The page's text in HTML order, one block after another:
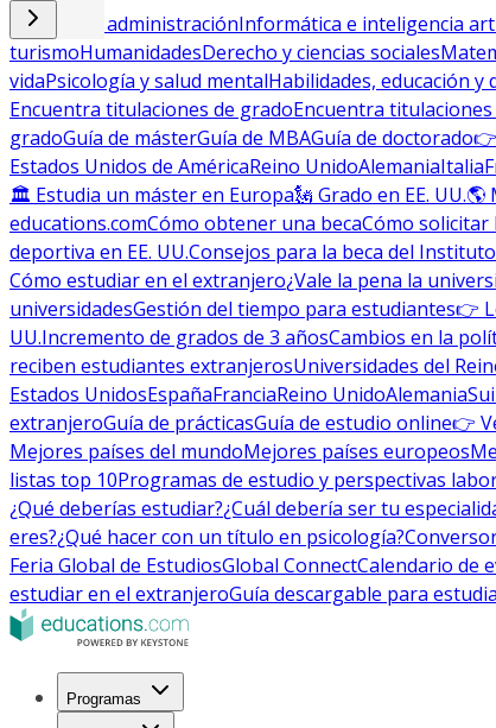
Empresa y administraciónInformática e inteligencia
turismoHumanidadesDerecho y ciencias sociales
vidaPsicología y salud mentalHabilidades, educación
Encuentra titulaciones de gradoEncuentra
gradoGuía de másterGuía de MBAGuía de doctorado
Estados Unidos de AméricaReino UnidoAlemaniaItalia
🏛 Estudia un máster en Europa🗽 Grado en EE. UU.🌎
educations.comCómo obtener una becaCómo solicitar
deportiva en EE. UU.Consejos para la beca del
Cómo estudiar en el extranjero¿Vale la pena la
universidadesGestión del tiempo para estudiantes👉
UU.Incremento de grados de 3 añosCambios en la
reciben estudiantes extranjerosUniversidades del
Estados UnidosEspañaFranciaReino UnidoAlemania
extranjeroGuía de prácticasGuía de estudio online👉
Mejores países del mundoMejores países europeos
listas top 10Programas de estudio y perspectivas
¿Qué deberías estudiar?¿Cuál debería ser tu
eres?¿Qué hacer con un título en psicología?
Feria Global de EstudiosGlobal ConnectCalendario de
estudiar en el extranjeroGuía descargable para
Programas